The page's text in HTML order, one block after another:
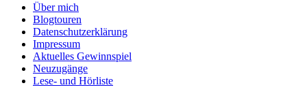
Über mich
Blogtouren
Datenschutzerklärung
Impressum
Aktuelles Gewinnspiel
Neuzugänge
Lese- und Hörliste